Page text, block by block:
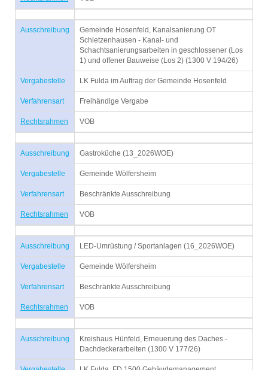
Ausschreibung
Gemeinde Hosenfeld, Kanalsanierung OT
Schletzenhausen - Kanal- und
Schachtsanierungsarbeiten in geschlossener (Los
1) und offener Bauweise (Los 2) (1300 V 194/26)
Vergabestelle LK Fulda im Auftrag der Gemeinde Hosenfeld
Verfahrensart Freihändige Vergabe
Rechtsrahmen VOB
Ausschreibung Gastroküche (13_2026WOE)
Vergabestelle Gemeinde Wölfersheim
Verfahrensart Beschränkte Ausschreibung
Rechtsrahmen VOB
Ausschreibung LED-Umrüstung / Sportanlagen (16_2026WOE)
Vergabestelle Gemeinde Wölfersheim
Verfahrensart Beschränkte Ausschreibung
Rechtsrahmen VOB
Ausschreibung
Kreishaus Hünfeld, Erneuerung des Daches -
Dachdeckerarbeiten (1300 V 177/26)